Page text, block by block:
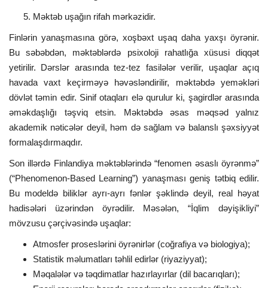
Məktəb uşağın rifah mərkəzidir.
Finlərin yanaşmasına görə, xoşbəxt uşaq daha yaxşı öyrənir.
Bu səbəbdən, məktəblərdə psixoloji rahatlığa xüsusi diqqət
yetirilir. Dərslər arasında tez-tez fasilələr verilir, uşaqlar açıq
havada vaxt keçirməyə həvəsləndirilir, məktəbdə yeməkləri
dövlət təmin edir. Sinif otaqları elə qurulur ki, şagirdlər arasında
əməkdaşlığı təşviq etsin. Məktəbdə əsas məqsəd yalnız
akademik nəticələr deyil, həm də sağlam və balanslı şəxsiyyət
formalaşdırmaqdır.
Son illərdə Finlandiya məktəblərində “fenomen əsaslı öyrənmə”
(“Phenomenon-Based Learning”) yanaşması geniş tətbiq edilir.
Bu modeldə biliklər ayrı-ayrı fənlər şəklində deyil, real həyat
hadisələri üzərindən öyrədilir. Məsələn, “İqlim dəyişikliyi”
mövzusu çərçivəsində uşaqlar:
Atmosfer proseslərini öyrənirlər (coğrafiya və biologiya);
Statistik məlumatları təhlil edirlər (riyaziyyat);
Məqalələr və təqdimatlar hazırlayırlar (dil bacarıqları);